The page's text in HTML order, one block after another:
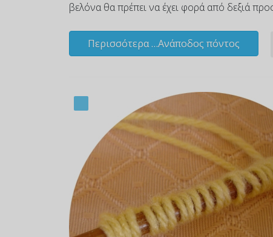
βελόνα θα πρέπει να έχει φορά από δεξιά
Περισσότερα …Ανάποδος πόντος